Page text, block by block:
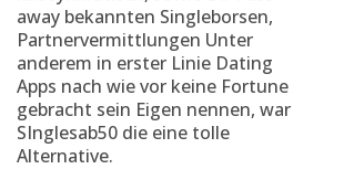
away bekannten Singleborsen,
Partnervermittlungen Unter
anderem in erster Linie Dating
Apps nach wie vor keine Fortune
gebracht sein Eigen nennen, war
SInglesab50 die eine tolle
Alternative.